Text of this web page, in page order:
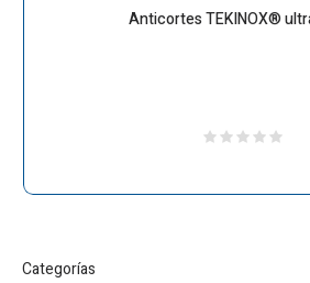
Anticortes TEKINOX®
Categorías